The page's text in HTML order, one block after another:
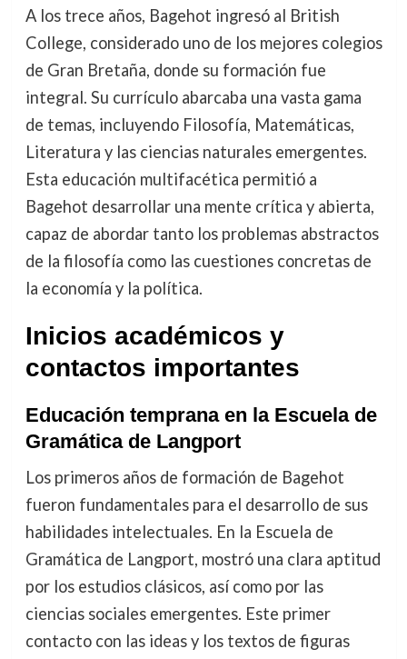
A los trece años, Bagehot ingresó al British
College, considerado uno de los mejores colegios
de Gran Bretaña, donde su formación fue
integral. Su currículo abarcaba una vasta gama
de temas, incluyendo Filosofía, Matemáticas,
Literatura y las ciencias naturales emergentes.
Esta educación multifacética permitió a
Bagehot desarrollar una mente crítica y abierta,
capaz de abordar tanto los problemas abstractos
de la filosofía como las cuestiones concretas de
la economía y la política.
Inicios académicos y
contactos importantes
Educación temprana en la Escuela de
Gramática de Langport
Los primeros años de formación de Bagehot
fueron fundamentales para el desarrollo de sus
habilidades intelectuales. En la Escuela de
Gramática de Langport, mostró una clara aptitud
por los estudios clásicos, así como por las
ciencias sociales emergentes. Este primer
contacto con las ideas y los textos de figuras